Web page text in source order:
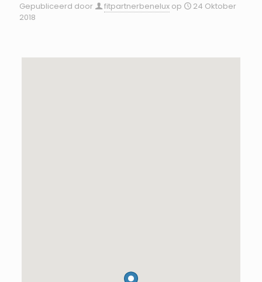
Gepubliceerd door fitpartnerbenelux op
24 Oktober
2018